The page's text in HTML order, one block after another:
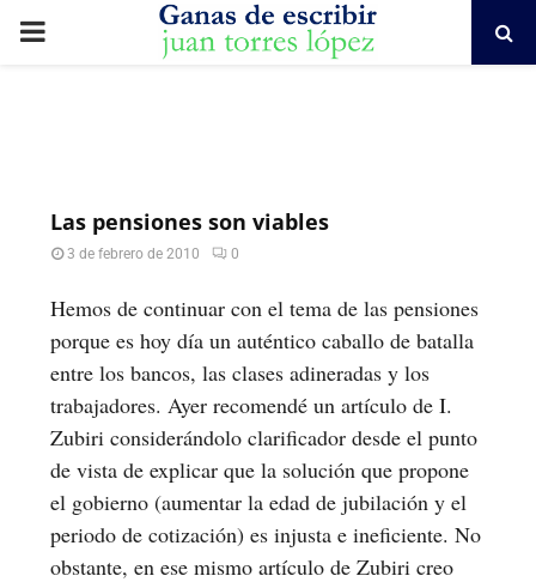
PRIMARY
Las pensiones son viables
3 de febrero de 2010 0
Hemos de continuar con el tema de las pensiones
porque es hoy día un auténtico caballo de batalla
entre los bancos, las clases adineradas y los
trabajadores. Ayer recomendé un artículo de I.
Zubiri considerándolo clarificador desde el punto
de vista de explicar que la solución que propone
el gobierno (aumentar la edad de jubilación y el
periodo de cotización) es injusta e ineficiente. No
obstante, en ese mismo artículo de Zubiri creo